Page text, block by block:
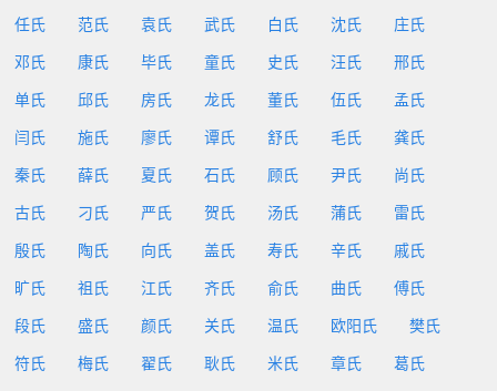
任氏 范氏 袁氏 武氏 白氏 沈氏 庄氏
邓氏 康氏 毕氏 童氏 史氏 汪氏 邢氏
单氏 邱氏 房氏 龙氏 董氏 伍氏 孟氏
闫氏 施氏 廖氏 谭氏 舒氏 毛氏 龚氏
秦氏 薛氏 夏氏 石氏 顾氏 尹氏 尚氏
古氏 刁氏 严氏 贺氏 汤氏 蒲氏 雷氏
殷氏 陶氏 向氏 盖氏 寿氏 辛氏 戚氏
旷氏 祖氏 江氏 齐氏 俞氏 曲氏 傅氏
段氏 盛氏 颜氏 关氏 温氏 欧阳氏 樊氏
符氏 梅氏 翟氏 耿氏 米氏 章氏 葛氏